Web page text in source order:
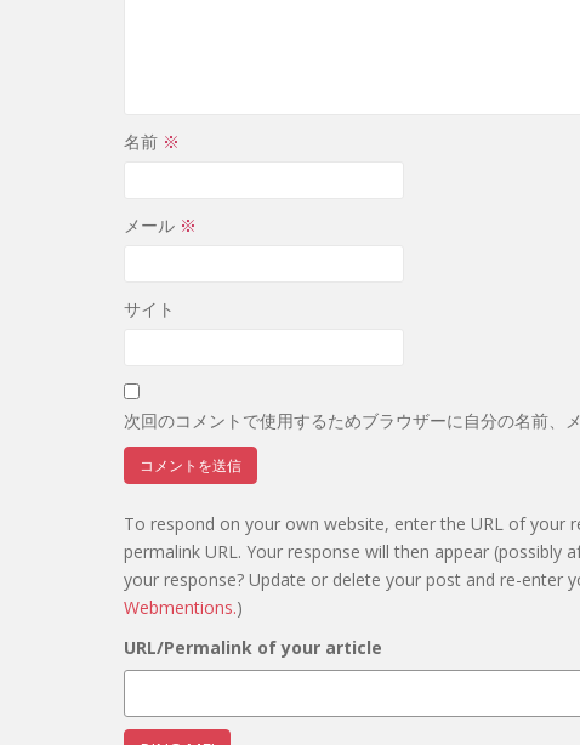
名前 ※
メール ※
サイト
次回のコメントで使用するためブラウザーに自分の名前、
To respond on your own website, enter the URL of your
permalink URL. Your response will then appear
your response? Update or delete your post and re-enter
Webmentions.)
URL/Permalink of your article